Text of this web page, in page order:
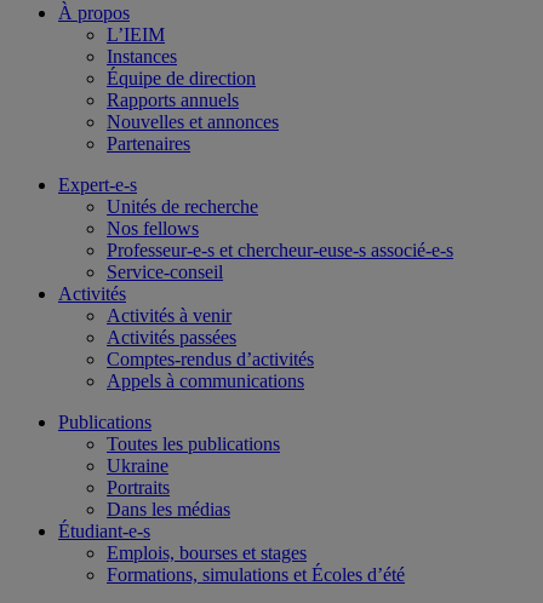
À propos
L’IEIM
Instances
Équipe de direction
Rapports annuels
Nouvelles et annonces
Partenaires
Expert-e-s
Unités de recherche
Nos fellows
Professeur-e-s et chercheur-euse-s associé-e-s
Service-conseil
Activités
Activités à venir
Activités passées
Comptes-rendus d’activités
Appels à communications
Publications
Toutes les publications
Ukraine
Portraits
Dans les médias
Étudiant-e-s
Emplois, bourses et stages
Formations, simulations et Écoles d’été